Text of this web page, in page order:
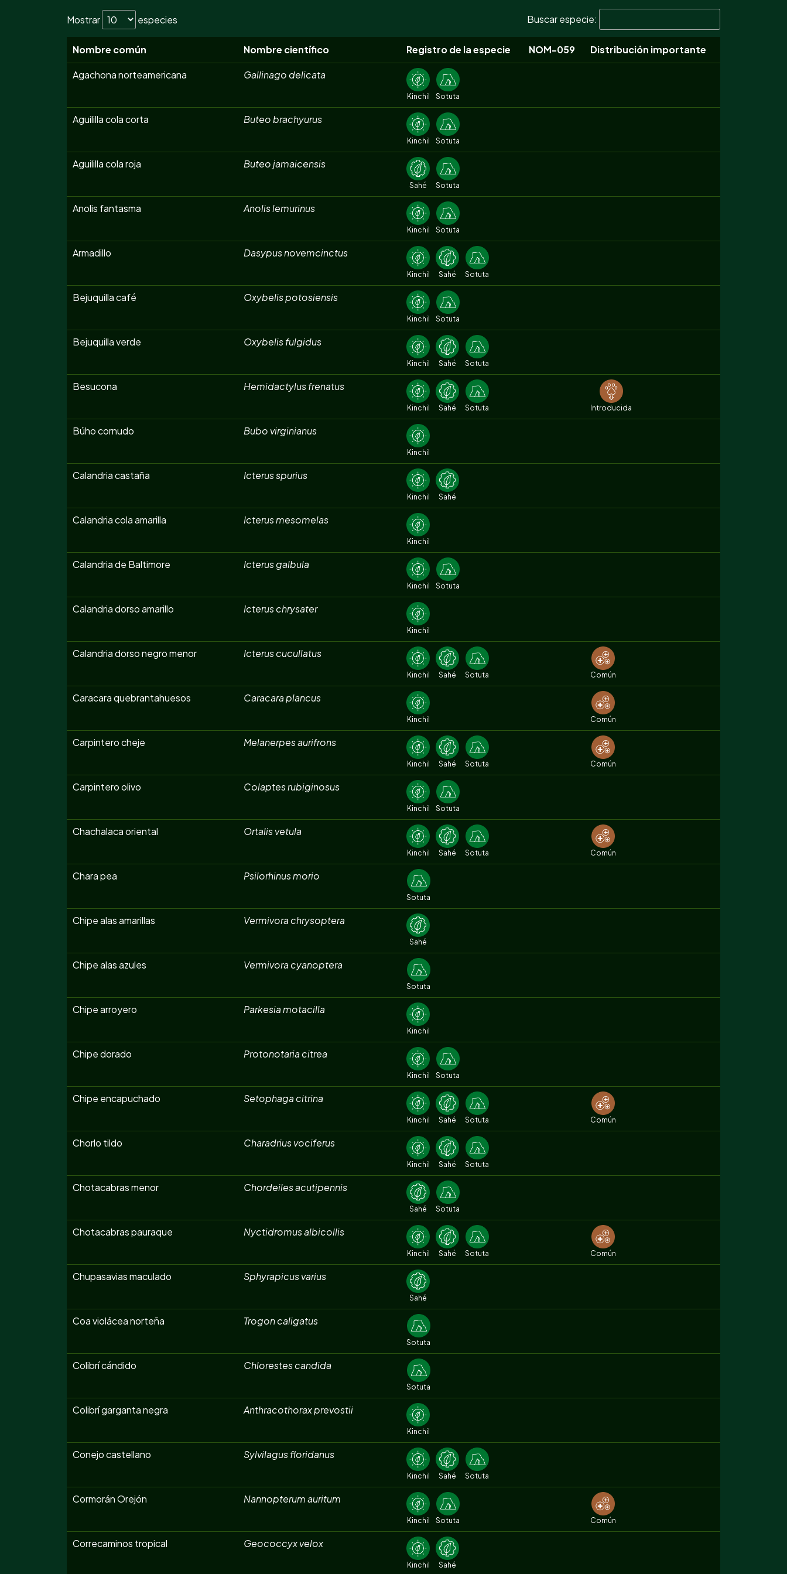
Mostrar especies Buscar especie:
Nombre común Nombre científico Registro de la especie NOM-059 Distribución importante
Agachona norteamericana Gallinago delicata
Kinchil Sotuta
Aguililla cola corta Buteo brachyurus
Kinchil Sotuta
Aguililla cola roja Buteo jamaicensis
Sahé Sotuta
Anolis fantasma Anolis lemurinus
Kinchil Sotuta
Armadillo Dasypus novemcinctus
Kinchil Sahé Sotuta
Bejuquilla café Oxybelis potosiensis
Kinchil Sotuta
Bejuquilla verde Oxybelis fulgidus
Kinchil Sahé Sotuta
Besucona Hemidactylus frenatus
Kinchil Sahé Sotuta Introducida
Búho cornudo Bubo virginianus
Kinchil
Calandria castaña Icterus spurius
Kinchil Sahé
Calandria cola amarilla Icterus mesomelas
Kinchil
Calandria de Baltimore Icterus galbula
Kinchil Sotuta
Calandria dorso amarillo Icterus chrysater
Kinchil
Calandria dorso negro menor Icterus cucullatus
Kinchil Sahé Sotuta Común
Caracara quebrantahuesos Caracara plancus
Kinchil Común
Carpintero cheje Melanerpes aurifrons
Kinchil Sahé Sotuta Común
Carpintero olivo Colaptes rubiginosus
Kinchil Sotuta
Chachalaca oriental Ortalis vetula
Kinchil Sahé Sotuta Común
Chara pea Psilorhinus morio
Sotuta
Chipe alas amarillas Vermivora chrysoptera
Sahé
Chipe alas azules Vermivora cyanoptera
Sotuta
Chipe arroyero Parkesia motacilla
Kinchil
Chipe dorado Protonotaria citrea
Kinchil Sotuta
Chipe encapuchado Setophaga citrina
Kinchil Sahé Sotuta Común
Chorlo tildo Charadrius vociferus
Kinchil Sahé Sotuta
Chotacabras menor Chordeiles acutipennis
Sahé Sotuta
Chotacabras pauraque Nyctidromus albicollis
Kinchil Sahé Sotuta Común
Chupasavias maculado Sphyrapicus varius
Sahé
Coa violácea norteña Trogon caligatus
Sotuta
Colibrí cándido Chlorestes candida
Sotuta
Colibrí garganta negra Anthracothorax prevostii
Kinchil
Conejo castellano Sylvilagus floridanus
Kinchil Sahé Sotuta
Cormorán Orejón Nannopterum auritum
Kinchil Sotuta Común
Correcaminos tropical Geococcyx velox
Kinchil Sahé